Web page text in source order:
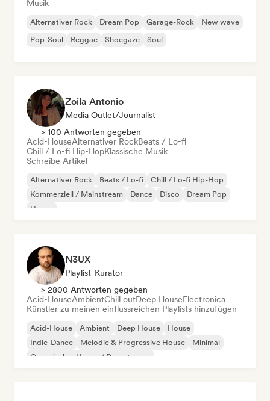
Musik
Alternativer Rock Dream Pop Garage-Rock
New wave
Pop-Soul
Reggae Shoegaze Soul
Zoila Antonio
Media Outlet/Journalist
> 100 Antworten gegeben
Acid-HouseAlternativer RockBeats / Lo-fi
Chill / Lo-fi Hip-HopKlassische Musik
Schreibe Artikel
Alternativer Rock Beats / Lo-fi
Chill / Lo-fi Hip-Hop
Kommerziell / Mainstream
Dance Disco
Dream Pop
House
N3UX
Playlist-Kurator
> 2800 Antworten gegeben
Acid-HouseAmbientChill outDeep HouseElectronica
Künstler zu meinen einflussreichen Playlists hinzufügen
Acid-House Ambient Deep House
House
Indie-Dance
Melodic & Progressive House
Minimal
Organischer House / Downtempo